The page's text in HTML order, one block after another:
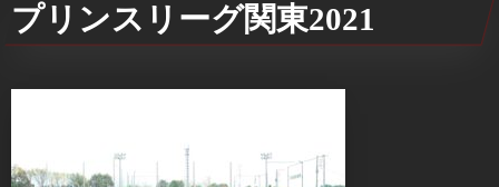
プリンスリーグ関東2021